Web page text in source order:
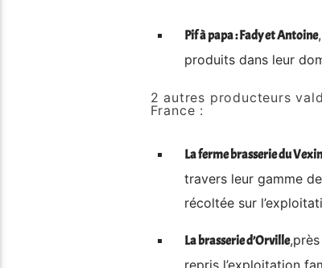
Pif à papa : Fady et Antoine
produits dans leur
2 autres producteurs
France :
La ferme brasserie du Vexin
travers leur gamme
récoltée sur
La brasserie d’Orville
repris l’exploitation